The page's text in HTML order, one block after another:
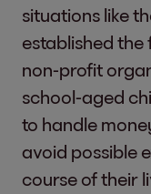
situations like
established the
non-profit
school-aged
to handle
avoid possible
course of their